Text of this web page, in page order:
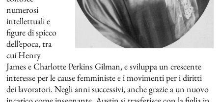
numerosi
intellettuali e
figure di spicco
dell’epoca, tra
cui Henry
James e Charlotte Perkins Gilman, e sviluppa un crescente
interesse per le cause femministe e i movimenti per i diritti
dei lavoratori. Negli anni successivi, anche grazie a un nuovo